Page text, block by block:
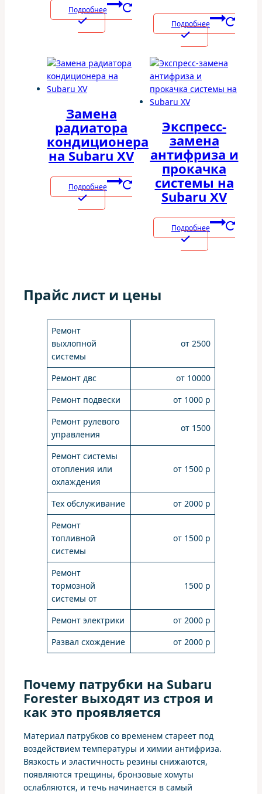
Подробнее
Подробнее
Замена
радиатора
кондиционера
на Subaru XV
Подробнее
Экспресс-
замена
антифриза и
прокачка
системы на
Subaru XV
Подробнее
Прайс лист и цены
Ремонт
выхлопной
системы
от 2500
Ремонт двс
от 10000
Ремонт подвески
от 1000 р
Ремонт рулевого
управления
от 1500
Ремонт системы
отопления или
охлаждения
от 1500 р
Тех обслуживание
от 2000 р
Ремонт
топливной
системы
от 1500 р
Ремонт
тормозной
системы от
1500 р
Ремонт электрики
от 2000 р
Развал схождение
от 2000 р
Почему патрубки на Subaru
Forester выходят из строя и
как это проявляется
Материал патрубков со временем стареет под
воздействием температуры и химии антифриза.
Вязкость и эластичность резины снижаются,
появляются трещины, бронзовые хомуты
ослабляются, и течь начинается в самый